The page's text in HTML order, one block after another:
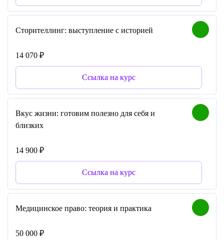
Сторителлинг: выступление с историей
14 070 ₽
Ссылка на курс
Вкус жизни: готовим полезно для себя и
близких
14 900 ₽
Ссылка на курс
Медицинское право: теория и практика
50 000 ₽